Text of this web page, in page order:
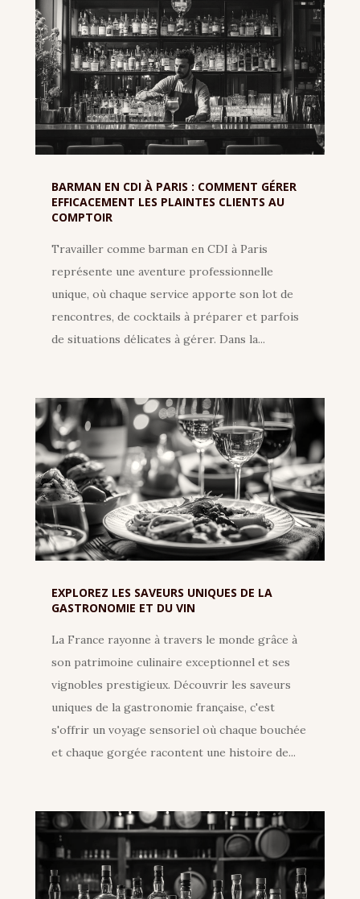
BARMAN EN CDI À PARIS : COMMENT GÉRER
EFFICACEMENT LES PLAINTES CLIENTS AU
COMPTOIR
Travailler comme barman en CDI à Paris
représente une aventure professionnelle
unique, où chaque service apporte son lot de
rencontres, de cocktails à préparer et parfois
de situations délicates à gérer. Dans la...
EXPLOREZ LES SAVEURS UNIQUES DE LA
GASTRONOMIE ET DU VIN
La France rayonne à travers le monde grâce à
son patrimoine culinaire exceptionnel et ses
vignobles prestigieux. Découvrir les saveurs
uniques de la gastronomie française, c'est
s'offrir un voyage sensoriel où chaque bouchée
et chaque gorgée racontent une histoire de...